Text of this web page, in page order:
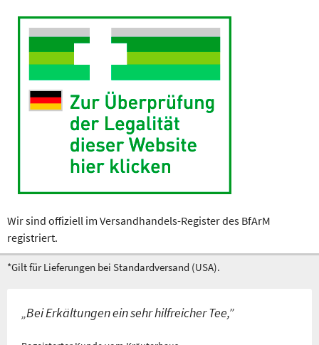
Wir sind offiziell im Versandhandels-Register des BfArM
registriert.
*Gilt für Lieferungen bei Standardversand (USA).
„Bei Erkältungen ein sehr hilfreicher Tee,”